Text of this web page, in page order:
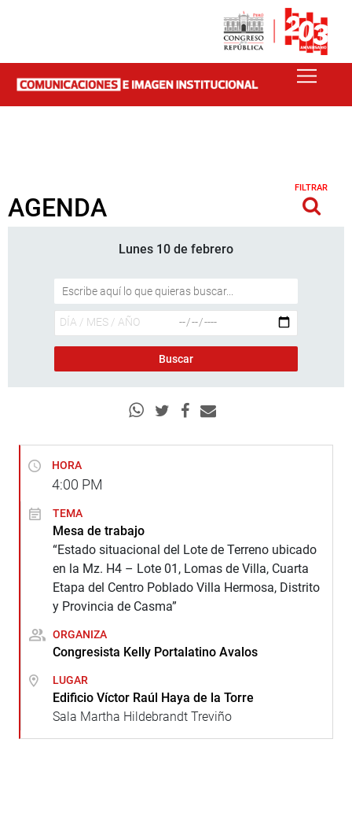
AGENDA
FILTRAR
Lunes 10 de febrero
HORA
4:00 PM
TEMA
Mesa de trabajo
“Estado situacional del Lote de Terreno ubicado
en la Mz. H4 – Lote 01, Lomas de Villa, Cuarta
Etapa del Centro Poblado Villa Hermosa, Distrito
y Provincia de Casma”
ORGANIZA
Congresista Kelly Portalatino Avalos
LUGAR
Edificio Víctor Raúl Haya de la Torre
Sala Martha Hildebrandt Treviño